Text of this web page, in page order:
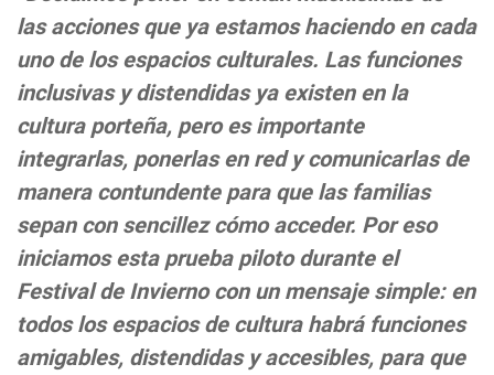
las acciones que ya estamos haciendo en cada
uno de los espacios culturales. Las funciones
inclusivas y distendidas ya existen en la
cultura porteña, pero es importante
integrarlas, ponerlas en red y comunicarlas de
manera contundente para que las familias
sepan con sencillez cómo acceder. Por eso
iniciamos esta prueba piloto durante el
Festival de Invierno con un mensaje simple: en
todos los espacios de cultura habrá funciones
amigables, distendidas y accesibles, para que